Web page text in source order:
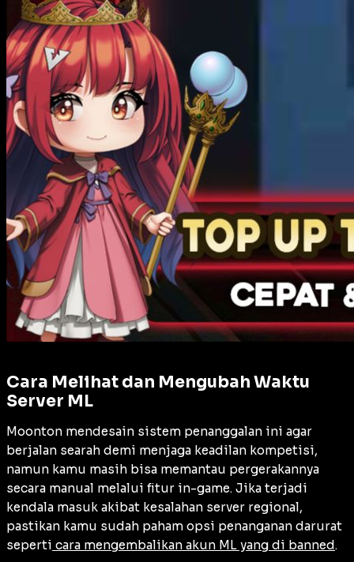
Cara Melihat dan Mengubah Waktu
Server ML
Moonton mendesain sistem penanggalan ini agar
berjalan searah demi menjaga keadilan kompetisi,
namun kamu masih bisa memantau pergerakannya
secara manual melalui fitur in-game. Jika terjadi
kendala masuk akibat kesalahan server regional,
pastikan kamu sudah paham opsi penanganan darurat
seperti cara mengembalikan akun ML yang di banned.